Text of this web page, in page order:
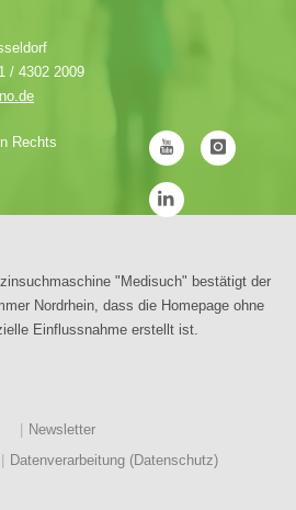
/ 4302 2009
Rechts
"Medisuch" bestätigt der
Nordrhein, dass die Homepage ohne
Einflussnahme erstellt ist.
Newsletter
Datenverarbeitung (Datenschutz)